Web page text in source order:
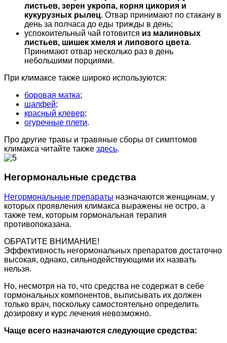
листьев, зерен укропа, корня цикория и
кукурузных рылец. Отвар принимают по стакану в
день за полчаса до еды трижды в день;
успокоительный чай готовится из малиновых
листьев, шишек хмеля и липового цвета.
Принимают отвар несколько раз в день
небольшими порциями.
При климаксе также широко используются:
боровая матка;
шалфей;
красный клевер;
огуречные плети.
Про другие травы и травяные сборы от симптомов
климакса читайте также здесь.
Негормональные средства
Негормональные препараты назначаются женщинам, у
которых проявления климакса выражены не остро, а
также тем, которым гормональная терапия
противопоказана.
ОБРАТИТЕ ВНИМАНИЕ!
Эффективность негормональных препаратов достаточно
высокая, однако, сильнодействующими их назвать
нельзя.
Но, несмотря на то, что средства не содержат в себе
гормональных компонентов, выписывать их должен
только врач, поскольку самостоятельно определить
дозировку и курс лечения невозможно.
Чаще всего назначаются следующие средства: